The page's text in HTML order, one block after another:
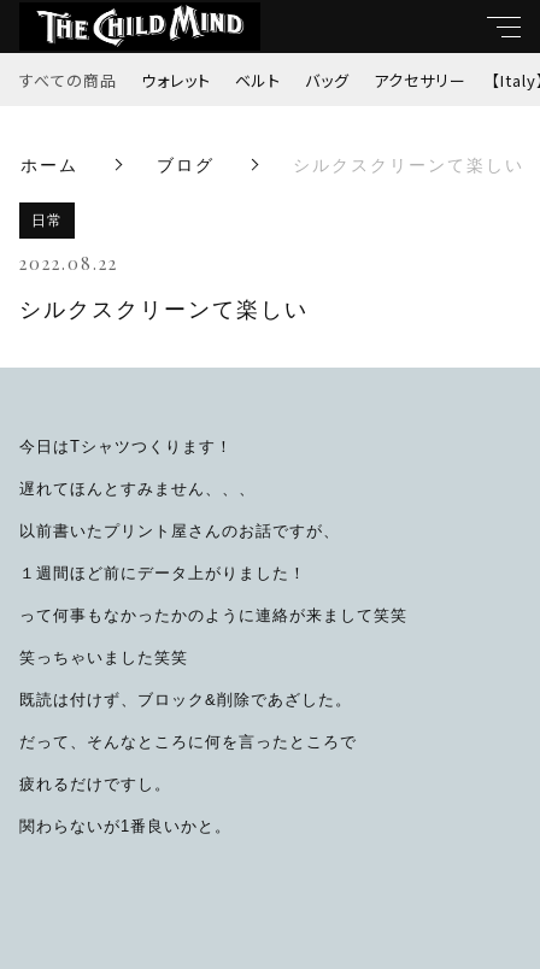
すべての商品 ウォレット ベルト バッグ アクセサリー 【Italy
ホーム ブログ シルクスクリーンて楽しい
日常
2022.08.22
シルクスクリーンて楽しい
今日はTシャツつくります！
遅れてほんとすみません、、、
以前書いたプリント屋さんのお話ですが、
１週間ほど前にデータ上がりました！
って何事もなかったかのように連絡が来まして笑笑
笑っちゃいました笑笑
既読は付けず、ブロック&削除であざした。
だって、そんなところに何を言ったところで
疲れるだけですし。
関わらないが1番良いかと。
すべて
ベルト
バッグ
【Italy】
限定品
アパレル・ステッカー
子カテゴリ
並び順
その他